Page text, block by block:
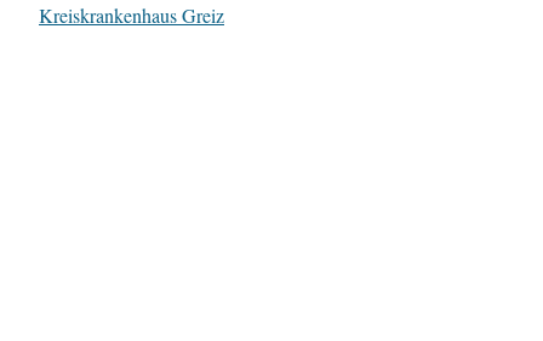
In Bezug auf
Kreiskrankenhaus Greiz